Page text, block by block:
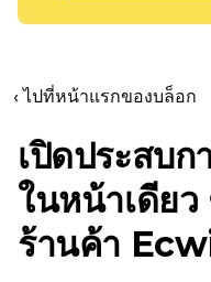
‹ ไปที่หน้าแรกของบล็อก
เปิดประสบ
ในหน้าเดียว
ร้านค้า